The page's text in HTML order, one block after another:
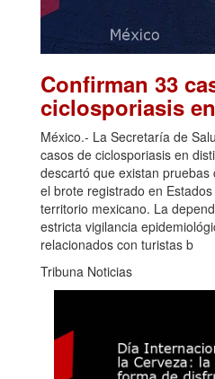
Confirman 33
ciclosporiasis
México.- La Secretaría de
casos de ciclosporiasis en
descartó que existan pruebas
el brote registrado en
territorio mexicano. La
estricta vigilancia
relacionados con turistas b
Tribuna Noticias